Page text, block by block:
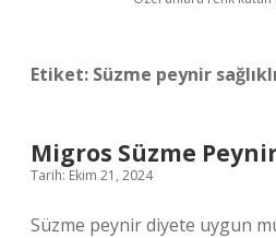
Etiket: Süzme peynir
Migros Süzme
Tarih: Ekim 21, 2024
Süzme peynir diyete uygun